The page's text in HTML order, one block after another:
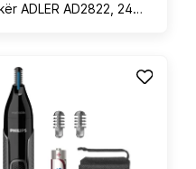
ADLER AD2822, 24